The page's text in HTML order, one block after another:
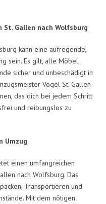
St. Gallen nach Wolfsburg
kann eine aufregende,
sein. Es gilt, alle Möbel,
sicher und unbeschädigt in
Vogel St. Gallen
das dich bei jedem Schritt
und reibungslos zu
Umzug
einen umfangreichen
nach Wolfsburg. Das
Transportieren und
Mit dem nötigen